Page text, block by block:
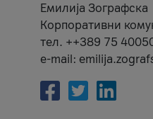
Емилија Зографска
Корпоративни
тел. ++389 75
e-mail: